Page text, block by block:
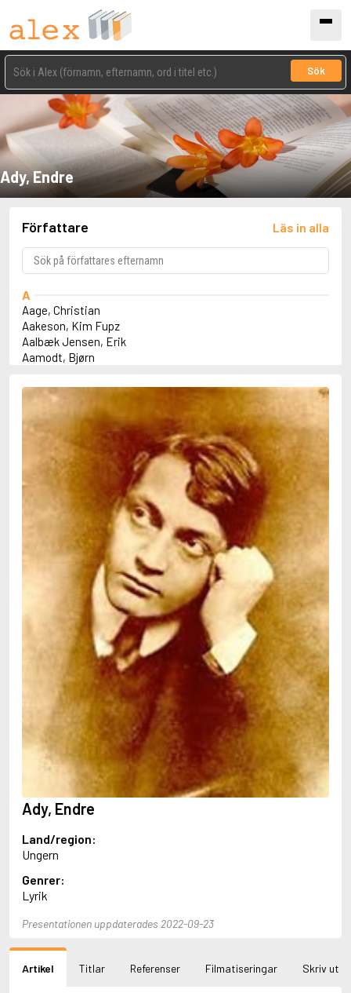
Sök
Ady, Endre
Författare Läs in alla
A
Aage, Christian
Aakeson, Kim Fupz
Aalbæk Jensen, Erik
Aamodt, Bjørn
Abbey, Kieran
Abbot, Anthony
Abbott, John
Abbott, Megan
Abdel-Fattah, Randa
Abdolah, Kader
Abé, Kobo
Abedi, Isabel
Abele, Inga
Abgarjan, Narine
Abish, Walter
Aboulela, Leila
Abrahams, Peter (f. 1919)
Abrahams, Peter (f. 1947)
Abrahamson, Emmy
Abse, Dannie
Abu-Jaber, Diana
Abulhawa, Susan
Achebe, Chinua
Achmatova, Anna
Aciman, André
Ackebo, Lena
Acker, Kathy
Ackroyd, Peter
Adam de la Halle
Adamov, Arthur
Adams, Douglas
Adams, Jane
Adams, Richard
Adbåge, Emma
Adbåge, Lisen
Adelborg, Ottilia
Adichie, Chimamanda Ngozi
Adler-Olsen, Jussi
Adlerbeth, Gudmund Jöran
Ady, Endre
Land/region:
Ungern
Genrer:
Lyrik
Presentationen uppdaterades 2022-09-23
Artikel Titlar Referenser Filmatiseringar Skriv ut